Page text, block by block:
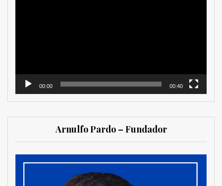
00:00 00:40
Arnulfo Pardo – Fundador